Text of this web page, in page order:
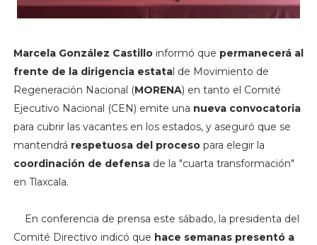
Marcela González Castillo informó que permanecerá al
frente de la dirigencia estatal de Movimiento de
Regeneración Nacional (MORENA) en tanto el Comité
Ejecutivo Nacional (CEN) emite una nueva convocatoria
para cubrir las vacantes en los estados, y aseguró que se
mantendrá respetuosa del proceso para elegir la
coordinación de defensade la "cuarta transformación"
en Tlaxcala.
En conferencia de prensa este sábado, la presidenta del
Comité Directivo indicó que hace semanas presentó a